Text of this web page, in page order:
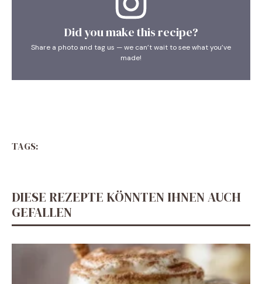
Did you make this recipe?
Share a photo and tag us — we can’t wait to see what you’ve
made!
TAGS:
DIESE REZEPTE KÖNNTEN IHNEN AUCH
GEFALLEN